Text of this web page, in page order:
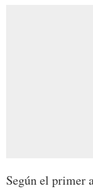
Según el primer